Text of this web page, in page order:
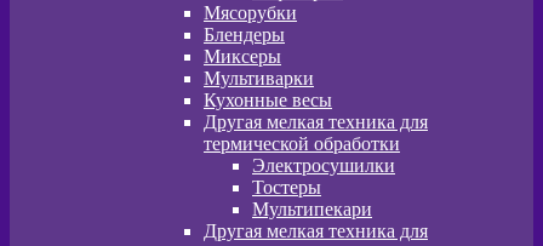
Мясорубки
Блендеры
Миксеры
Мультиварки
Кухонные весы
Другая мелкая техника для
термической обработки
Электросушилки
Тостеры
Мультипекари
Другая мелкая техника для